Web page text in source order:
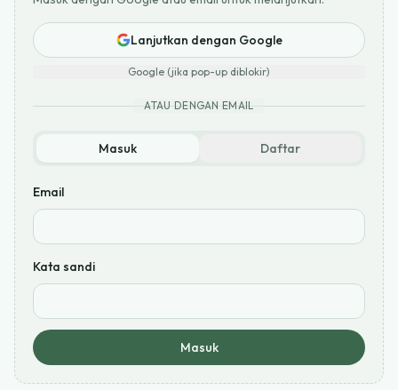
Lanjutkan dengan Google
Google (jika pop-up diblokir)
ATAU DENGAN EMAIL
Masuk Daftar
Email
Kata sandi
Masuk